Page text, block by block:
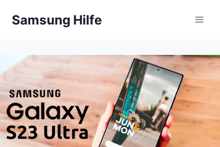
InhaltSamsung Hilfe